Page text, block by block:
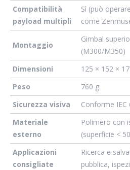
Compatibilità
payload multipli
Sì (può
come
Montaggio
Gimbal
(M300/M350)
Dimensioni
125 × 152 ×
Peso
760 g
Sicurezza visiva
Conforme IEC
Materiale
esterno
Polimero con
(superficie <
Applicazioni
consigliate
Ricerca e
pubblica,